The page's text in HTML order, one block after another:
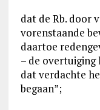
dat de Rb. door
vorenstaande
daartoe
– de overtuiging
dat verdachte
begaan”;